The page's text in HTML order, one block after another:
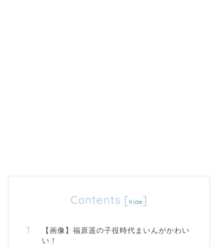
Contents [ hide]
【画像】福原遥の子役時代まいんがかわい
い！